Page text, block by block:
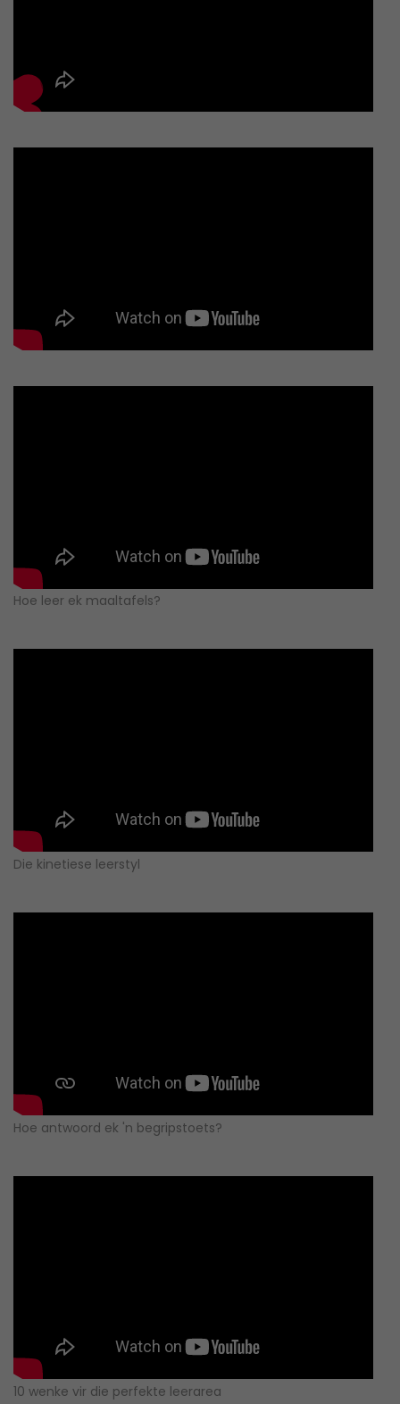
Hoe leer ek maaltafels?
Die kinetiese leerstyl
Hoe antwoord ek 'n begripstoets?
10 wenke vir die perfekte leerarea